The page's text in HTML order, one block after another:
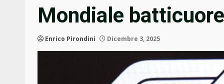
Mondiale batticuore
Enrico Pirondini Dicembre 3, 2025